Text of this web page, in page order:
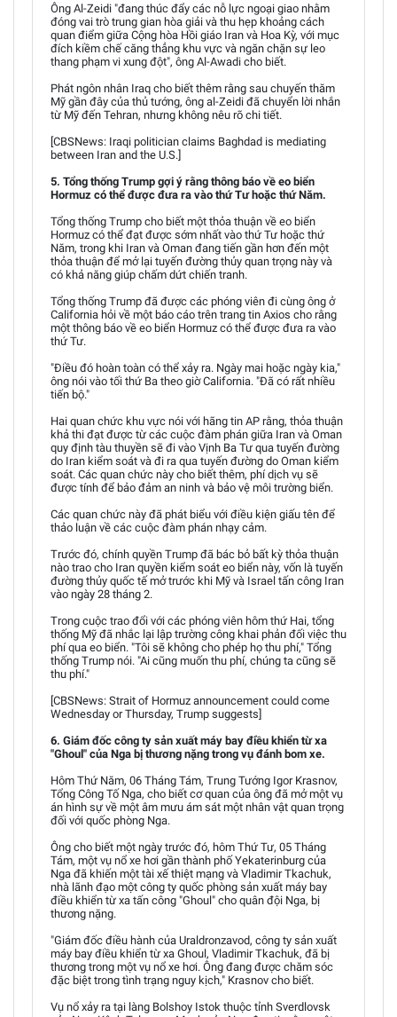
Ông Al-Zeidi "đang thúc đẩy các nỗ lực ngoại giao nhằm
đóng vai trò trung gian hòa giải và thu hẹp khoảng cách
quan điểm giữa Cộng hòa Hồi giáo Iran và Hoa Kỳ, với mục
đích kiềm chế căng thẳng khu vực và ngăn chặn sự leo
thang phạm vi xung đột", ông Al-Awadi cho biết.
Phát ngôn nhân Iraq cho biết thêm rằng sau chuyến thăm
Mỹ gần đây của thủ tướng, ông al-Zeidi đã chuyển lời nhắn
từ Mỹ đến Tehran, nhưng không nêu rõ chi tiết.
[CBSNews: Iraqi politician claims Baghdad is mediating
between Iran and the U.S.]
5. Tổng thống Trump gợi ý rằng thông báo về eo biển
Hormuz có thể được đưa ra vào thứ Tư hoặc thứ Năm.
Tổng thống Trump cho biết một thỏa thuận về eo biển
Hormuz có thể đạt được sớm nhất vào thứ Tư hoặc thứ
Năm, trong khi Iran và Oman đang tiến gần hơn đến một
thỏa thuận để mở lại tuyến đường thủy quan trọng này và
có khả năng giúp chấm dứt chiến tranh.
Tổng thống Trump đã được các phóng viên đi cùng ông ở
California hỏi về một báo cáo trên trang tin Axios cho rằng
một thông báo về eo biển Hormuz có thể được đưa ra vào
thứ Tư.
"Điều đó hoàn toàn có thể xảy ra. Ngày mai hoặc ngày kia,"
ông nói vào tối thứ Ba theo giờ California. "Đã có rất nhiều
tiến bộ."
Hai quan chức khu vực nói với hãng tin AP rằng, thỏa thuận
khả thi đạt được từ các cuộc đàm phán giữa Iran và Oman
quy định tàu thuyền sẽ đi vào Vịnh Ba Tư qua tuyến đường
do Iran kiểm soát và đi ra qua tuyến đường do Oman kiểm
soát. Các quan chức này cho biết thêm, phí dịch vụ sẽ
được tính để bảo đảm an ninh và bảo vệ môi trường biển.
Các quan chức này đã phát biểu với điều kiện giấu tên để
thảo luận về các cuộc đàm phán nhạy cảm.
Trước đó, chính quyền Trump đã bác bỏ bất kỳ thỏa thuận
nào trao cho Iran quyền kiểm soát eo biển này, vốn là tuyến
đường thủy quốc tế mở trước khi Mỹ và Israel tấn công Iran
vào ngày 28 tháng 2.
Trong cuộc trao đổi với các phóng viên hôm thứ Hai, tổng
thống Mỹ đã nhắc lại lập trường công khai phản đối việc thu
phí qua eo biển. "Tôi sẽ không cho phép họ thu phí," Tổng
thống Trump nói. "Ai cũng muốn thu phí, chúng ta cũng sẽ
thu phí."
[CBSNews: Strait of Hormuz announcement could come
Wednesday or Thursday, Trump suggests]
6. Giám đốc công ty sản xuất máy bay điều khiển từ xa
"Ghoul" của Nga bị thương nặng trong vụ đánh bom xe.
Hôm Thứ Năm, 06 Tháng Tám, Trung Tướng Igor Krasnov,
Tổng Công Tố Nga, cho biết cơ quan của ông đã mở một vụ
án hình sự về một âm mưu ám sát một nhân vật quan trọng
đối với quốc phòng Nga.
Ông cho biết một ngày trước đó, hôm Thứ Tư, 05 Tháng
Tám, một vụ nổ xe hơi gần thành phố Yekaterinburg của
Nga đã khiến một tài xế thiệt mạng và Vladimir Tkachuk,
nhà lãnh đạo một công ty quốc phòng sản xuất máy bay
điều khiển từ xa tấn công "Ghoul" cho quân đội Nga, bị
thương nặng.
"Giám đốc điều hành của Uraldronzavod, công ty sản xuất
máy bay điều khiển từ xa Ghoul, Vladimir Tkachuk, đã bị
thương trong một vụ nổ xe hơi. Ông đang được chăm sóc
đặc biệt trong tình trạng nguy kịch," Krasnov cho biết.
Vụ nổ xảy ra tại làng Bolshoy Istok thuộc tỉnh Sverdlovsk